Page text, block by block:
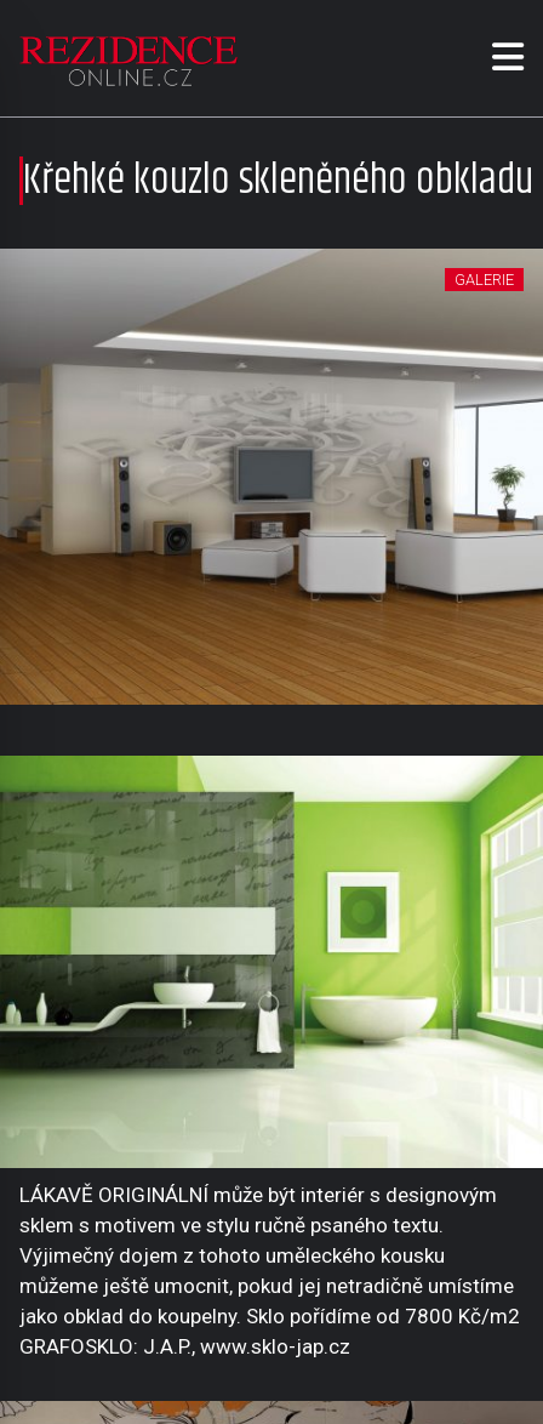
Křehké kouzlo skleněného obkladu
GALERIE
LÁKAVĚ ORIGINÁLNÍ může být interiér s designovým
sklem s motivem ve stylu ručně psaného textu.
Výjimečný dojem z tohoto uměleckého kousku
můžeme ještě umocnit, pokud jej netradičně umístíme
jako obklad do koupelny. Sklo pořídíme od 7800 Kč/m2
GRAFOSKLO: J.A.P., www.sklo-jap.cz